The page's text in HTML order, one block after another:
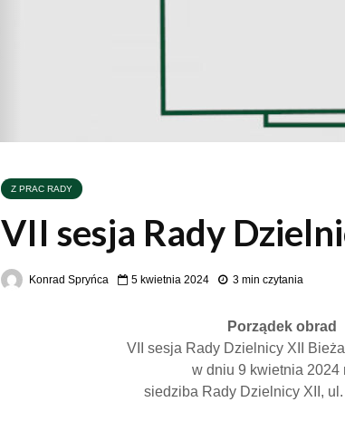
Z PRAC RADY
VII sesja Rady
Konrad Spryńca 5 kwietnia 2024 3 min czytania
Porządek obrad
VII sesja Rady Dzielnicy XII
w dniu 9 kwietnia 2024
siedziba Rady Dzielnicy XII,